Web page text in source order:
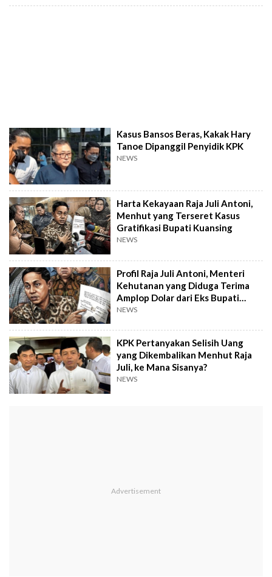
Kasus Bansos Beras, Kakak Hary
Tanoe Dipanggil Penyidik KPK
NEWS
Harta Kekayaan Raja Juli Antoni,
Menhut yang Terseret Kasus
Gratifikasi Bupati Kuansing
NEWS
Profil Raja Juli Antoni, Menteri
Kehutanan yang Diduga Terima
Amplop Dolar dari Eks Bupati
Kuansing
NEWS
KPK Pertanyakan Selisih Uang
yang Dikembalikan Menhut Raja
Juli, ke Mana Sisanya?
NEWS